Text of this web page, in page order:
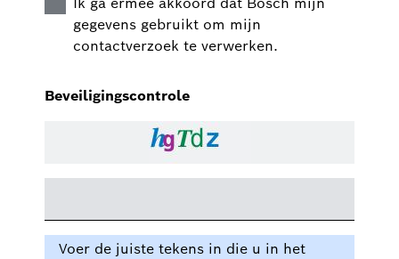
gegevens gebruikt om mijn
contactverzoek te verwerken.
Beveiligingscontrole
Voer de juiste tekens in die u in het